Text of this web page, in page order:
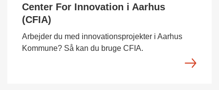
Center For Innovation i Aarhus
(CFIA)
Arbejder du med innovationsprojekter i Aarhus
Kommune? Så kan du bruge CFIA.